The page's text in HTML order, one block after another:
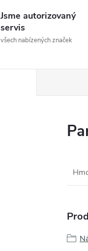
Jsme autorizovaný
servis
všech nabízených značek